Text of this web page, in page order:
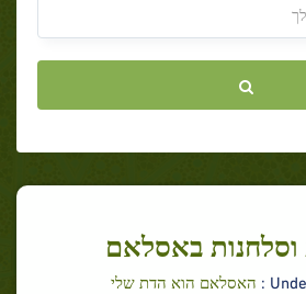
וסלחנות באסלאם
האסלאם הוא הדת שלי